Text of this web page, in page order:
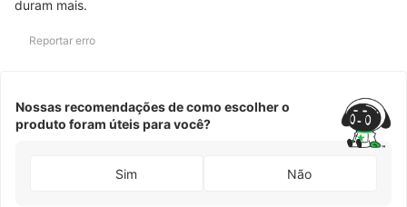
duram mais.
Reportar erro
Nossas recomendações de como escolher o
produto foram úteis para você?
Sim Não